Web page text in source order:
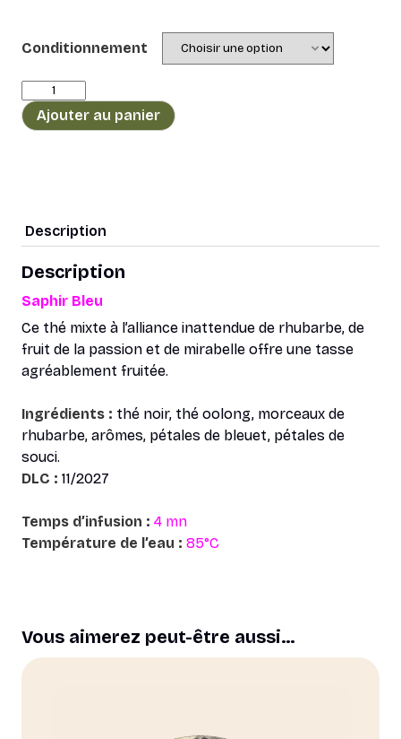
Conditionnement
quantité
de
Thé
Ajouter au panier
Description
Description
Saphir Bleu
Ce thé mixte à l’alliance inattendue de rhubarbe, de
fruit de la passion et de mirabelle offre une tasse
agréablement fruitée.
Ingrédients : thé noir, thé oolong, morceaux de
rhubarbe, arômes, pétales de bleuet, pétales de
souci.
DLC : 11/2027
Temps d’infusion : 4 mn
Température de l’eau : 85°C
Vous aimerez peut-être aussi…